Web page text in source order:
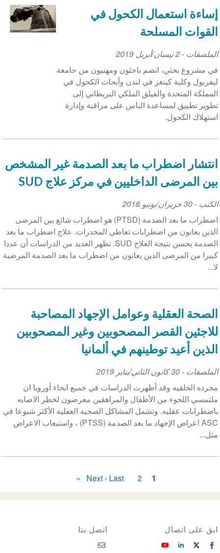
إساءة استعمال الكحول في
القوات المسلحة
الملصقات - 2 نيسان/أبريل 2019
في مشروع بحثي، انضم باحثون ومهنيون من جامعة
ليفربول وكلية كينغز في لندن وأبحاث الكحول في
المملكة المتحدة والفيلق الملكي البريطاني إلى
تطوير تطبيق لمساعدة الناس على مراقبة وإدارة
استهلاك الكحول.
انتشار اضطراب ما بعد الصدمة غير المشخص
بين المرضى الداخليين في مركز علاج SUD
الكتب - 30 حزيران/يونيو 2018
اضطراب ما بعد الصدمة (PTSD) هو اضطراب شائع بين المرضى
الذين يعانون من اضطرابات تعاطي المخدرات. علاج اضطراب ما بعد
الصدمة يحسن نتيجة العلاج SUD. تظهر العديد من الدراسات أن عددا
كبيرا من المرضى الذين يعانون من اضطراب ما بعد الصدمة المرضية
لا...
الصحة العقلية وعوامل الإجهاد المصاحبة
للاجئين القصر المصحوبين وغير المصحوبين
الذين أعيد توطينهم في ألمانيا
الملصقات - 30 كانون الثاني/يناير 2019
مجرده الخلفيه وقد أظهرت الدراسات في جميع انحاء أوروبا ان
ملتمسي اللجوء من الأطفال والمراهقين معرضون لخطر الاصابه
باضطرابات عقليه. وتشمل المشاكل الصحية العقلية الأكثر شيوعا في
ASC اعراض الإجهاد ما بعد الصدمة (PTSS) ، واستيعاب الاعراض
مثل...
الصفحات
الصفحة
الحاليّة
1 الصفحة
2
الصفحة
التالية
Next ›
الصفحة
الأخيرة
Last »
اتصل بنا ابق على اتصال